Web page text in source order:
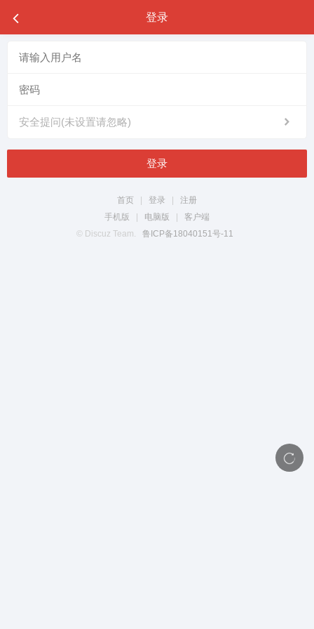
登录
安全提问(未设置请忽略)
登录
首页 登录
注册
手机版
电脑版
客户端
© Discuz Team.
鲁ICP备18040151号-11